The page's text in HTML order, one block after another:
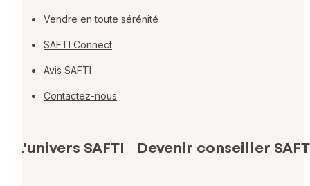
Vendre en toute sérénité
SAFTI Connect
Avis SAFTI
Contactez-nous
L'univers SAFTI Devenir conseiller